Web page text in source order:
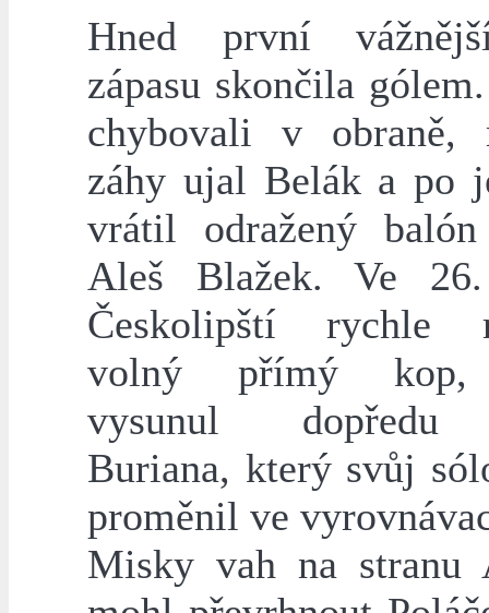
Hned první
zápasu skončila
chybovali v obraně,
záhy ujal Belák a po
vrátil odražený
Aleš Blažek. Ve
Českolipští rychle
volný přímý kop,
vysunul dopředu
Buriana, který svůj
proměnil ve
Misky vah na stranu